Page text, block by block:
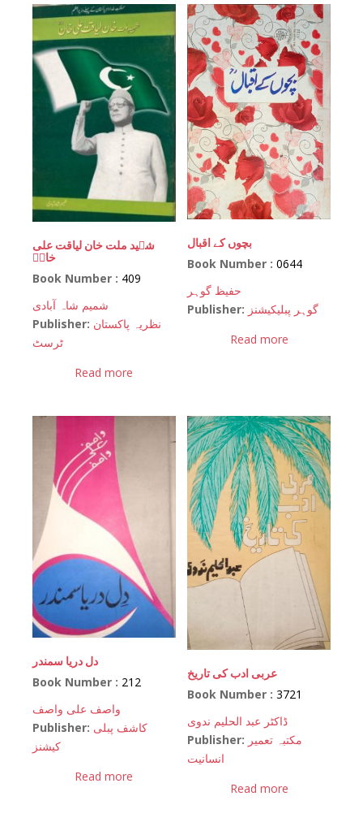
شہید ملت خان لیاقت علی
خانؒ
Book Number : 409
شمیم شاہ آبادی
Publisher: نظریہ پاکستان
ٹرسٹ
Read more
بچوں کے اقبال
Book Number :0644
حفیظ گوہر
Publisher: گوہر پبلیکیشنز
Read more
دل دریا سمندر
Book Number : 212
واصف علی واصف
Publisher: کاشف پبلی
کیشنز
Read more
عربی ادب کی تاریخ
Book Number :3721
ڈاکٹر عبد الحلیم ندوی
Publisher: مکتبہ تعمیر
انسانیت
Read more